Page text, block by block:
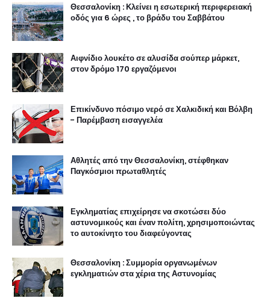
Θεσσαλονίκη : Κλείνει η εσωτερική περιφερειακή
οδός για 6 ώρες , το βράδυ του Σαββάτου
Αιφνίδιο λουκέτο σε αλυσίδα σούπερ μάρκετ,
στον δρόμο 170 εργαζόμενοι
Επικίνδυνο πόσιμο νερό σε Χαλκιδική και Βόλβη
- Παρέμβαση εισαγγελέα
Αθλητές από την Θεσσαλονίκη, στέφθηκαν
Παγκόσμιοι πρωταθλητές
Εγκληματίας επιχείρησε να σκοτώσει δύο
αστυνομικούς και έναν πολίτη, χρησιμοποιώντας
το αυτοκίνητο του διαφεύγοντας
Θεσσαλονίκη : Συμμορία οργανωμένων
εγκληματιών στα χέρια της Αστυνομίας